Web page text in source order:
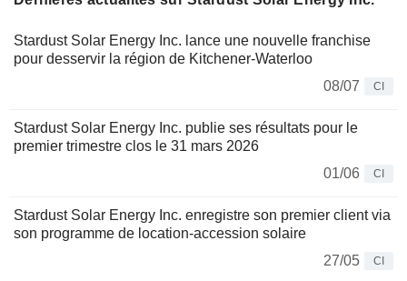
Stardust Solar Energy Inc. lance une nouvelle franchise
pour desservir la région de Kitchener-Waterloo
08/07
CI
Stardust Solar Energy Inc. publie ses résultats pour le
premier trimestre clos le 31 mars 2026
01/06
CI
Stardust Solar Energy Inc. enregistre son premier client via
son programme de location-accession solaire
27/05
CI